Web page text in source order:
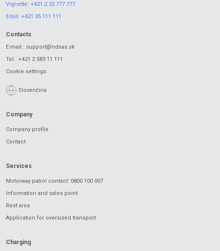
Vignette: +421 2 32 777 777
E-toll: +421 35 111 111
Contacts
E-mail.: support@ndsas.sk
Tel.: +421 2 583 11 111
Cookie settings
Slovenčina
Company
Company profile
Contact
Services
Motorway patrol contact: 0800 100 007
Information and sales point
Rest area
Application for oversized transport
Charging